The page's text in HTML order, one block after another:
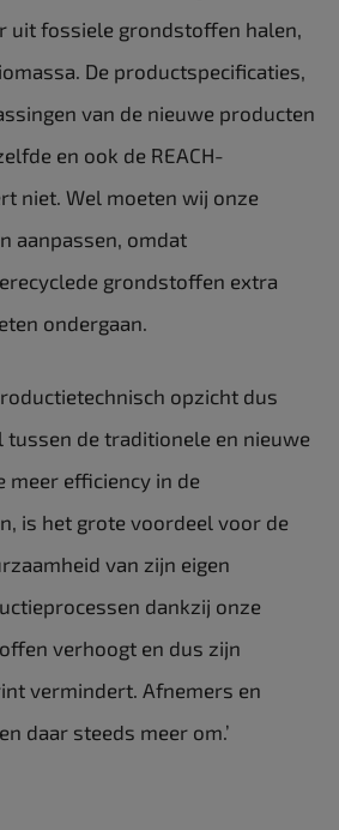
uit fossiele grondstoffen halen,
De productspecificaties,
van de nieuwe producten
en ook de REACH-
niet. Wel moeten wij onze
aanpassen, omdat
grondstoffen extra
ondergaan.
opzicht dus
tussen de traditionele en nieuwe
meer efficiency in de
is het grote voordeel voor de
van zijn eigen
dankzij onze
verhoogt en dus zijn
vermindert. Afnemers en
daar steeds meer om.’